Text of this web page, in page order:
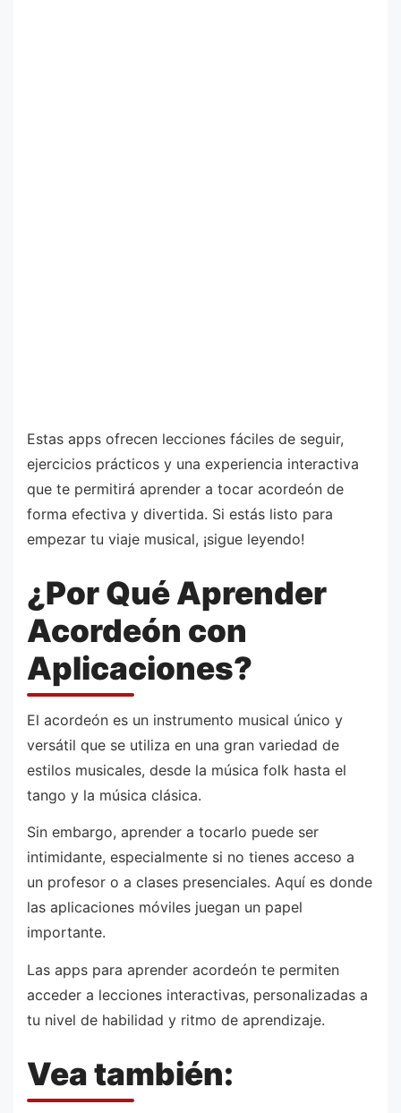
Estas apps ofrecen lecciones fáciles de seguir,
ejercicios prácticos y una experiencia interactiva
que te permitirá aprender a tocar acordeón de
forma efectiva y divertida. Si estás listo para
empezar tu viaje musical, ¡sigue leyendo!
¿Por Qué Aprender
Acordeón con
Aplicaciones?
El acordeón es un instrumento musical único y
versátil que se utiliza en una gran variedad de
estilos musicales, desde la música folk hasta el
tango y la música clásica.
Sin embargo, aprender a tocarlo puede ser
intimidante, especialmente si no tienes acceso a
un profesor o a clases presenciales. Aquí es donde
las aplicaciones móviles juegan un papel
importante.
Las apps para aprender acordeón te permiten
acceder a lecciones interactivas, personalizadas a
tu nivel de habilidad y ritmo de aprendizaje.
Vea también: